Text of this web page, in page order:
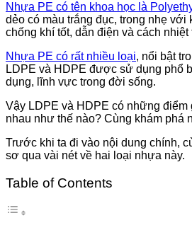
Nhựa PE có tên khoa học là
dẻo có màu trắng đục, trong nhẹ
chống khí tốt, dẫn điện và cách nhiệt
Nhựa PE có rất nhiều loại, nổi bật
LDPE và HDPE được sử dụng phổ
dụng, lĩnh vực trong đời sống.
Vậy LDPE và HDPE có những
nhau như thế nào? Cùng khám phá
Trước khi ta đi vào nội dung chính,
sơ qua vài nét về hai loại nhựa này.
Table of Contents